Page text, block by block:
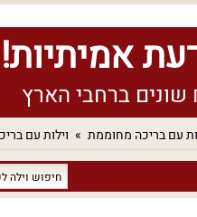
עם בריכה מחוממת וילות עם
חיפוש
וילה